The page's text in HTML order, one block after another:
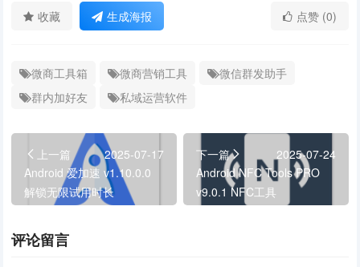
收藏 生成海报 点赞 (0)
微商工具箱 微商营销工具
微信群发助手
群内加好友
私域运营软件
上一篇
2025-07-17
Android 爱加速 v1.10.0.0
解锁无限试用时长
下一篇
2025-07-24
Android NFC Tools PRO
v9.0.1 NFC工具
评论留言